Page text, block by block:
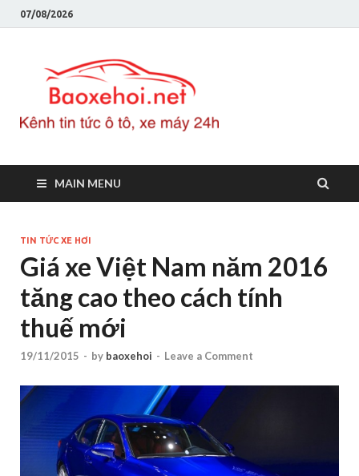
07/08/2026
MAIN MENU
TIN TỨC XE HƠI
Giá xe Việt Nam năm 2016
tăng cao theo cách tính
thuế mới
19/11/2015 - by baoxehoi - Leave a Comment